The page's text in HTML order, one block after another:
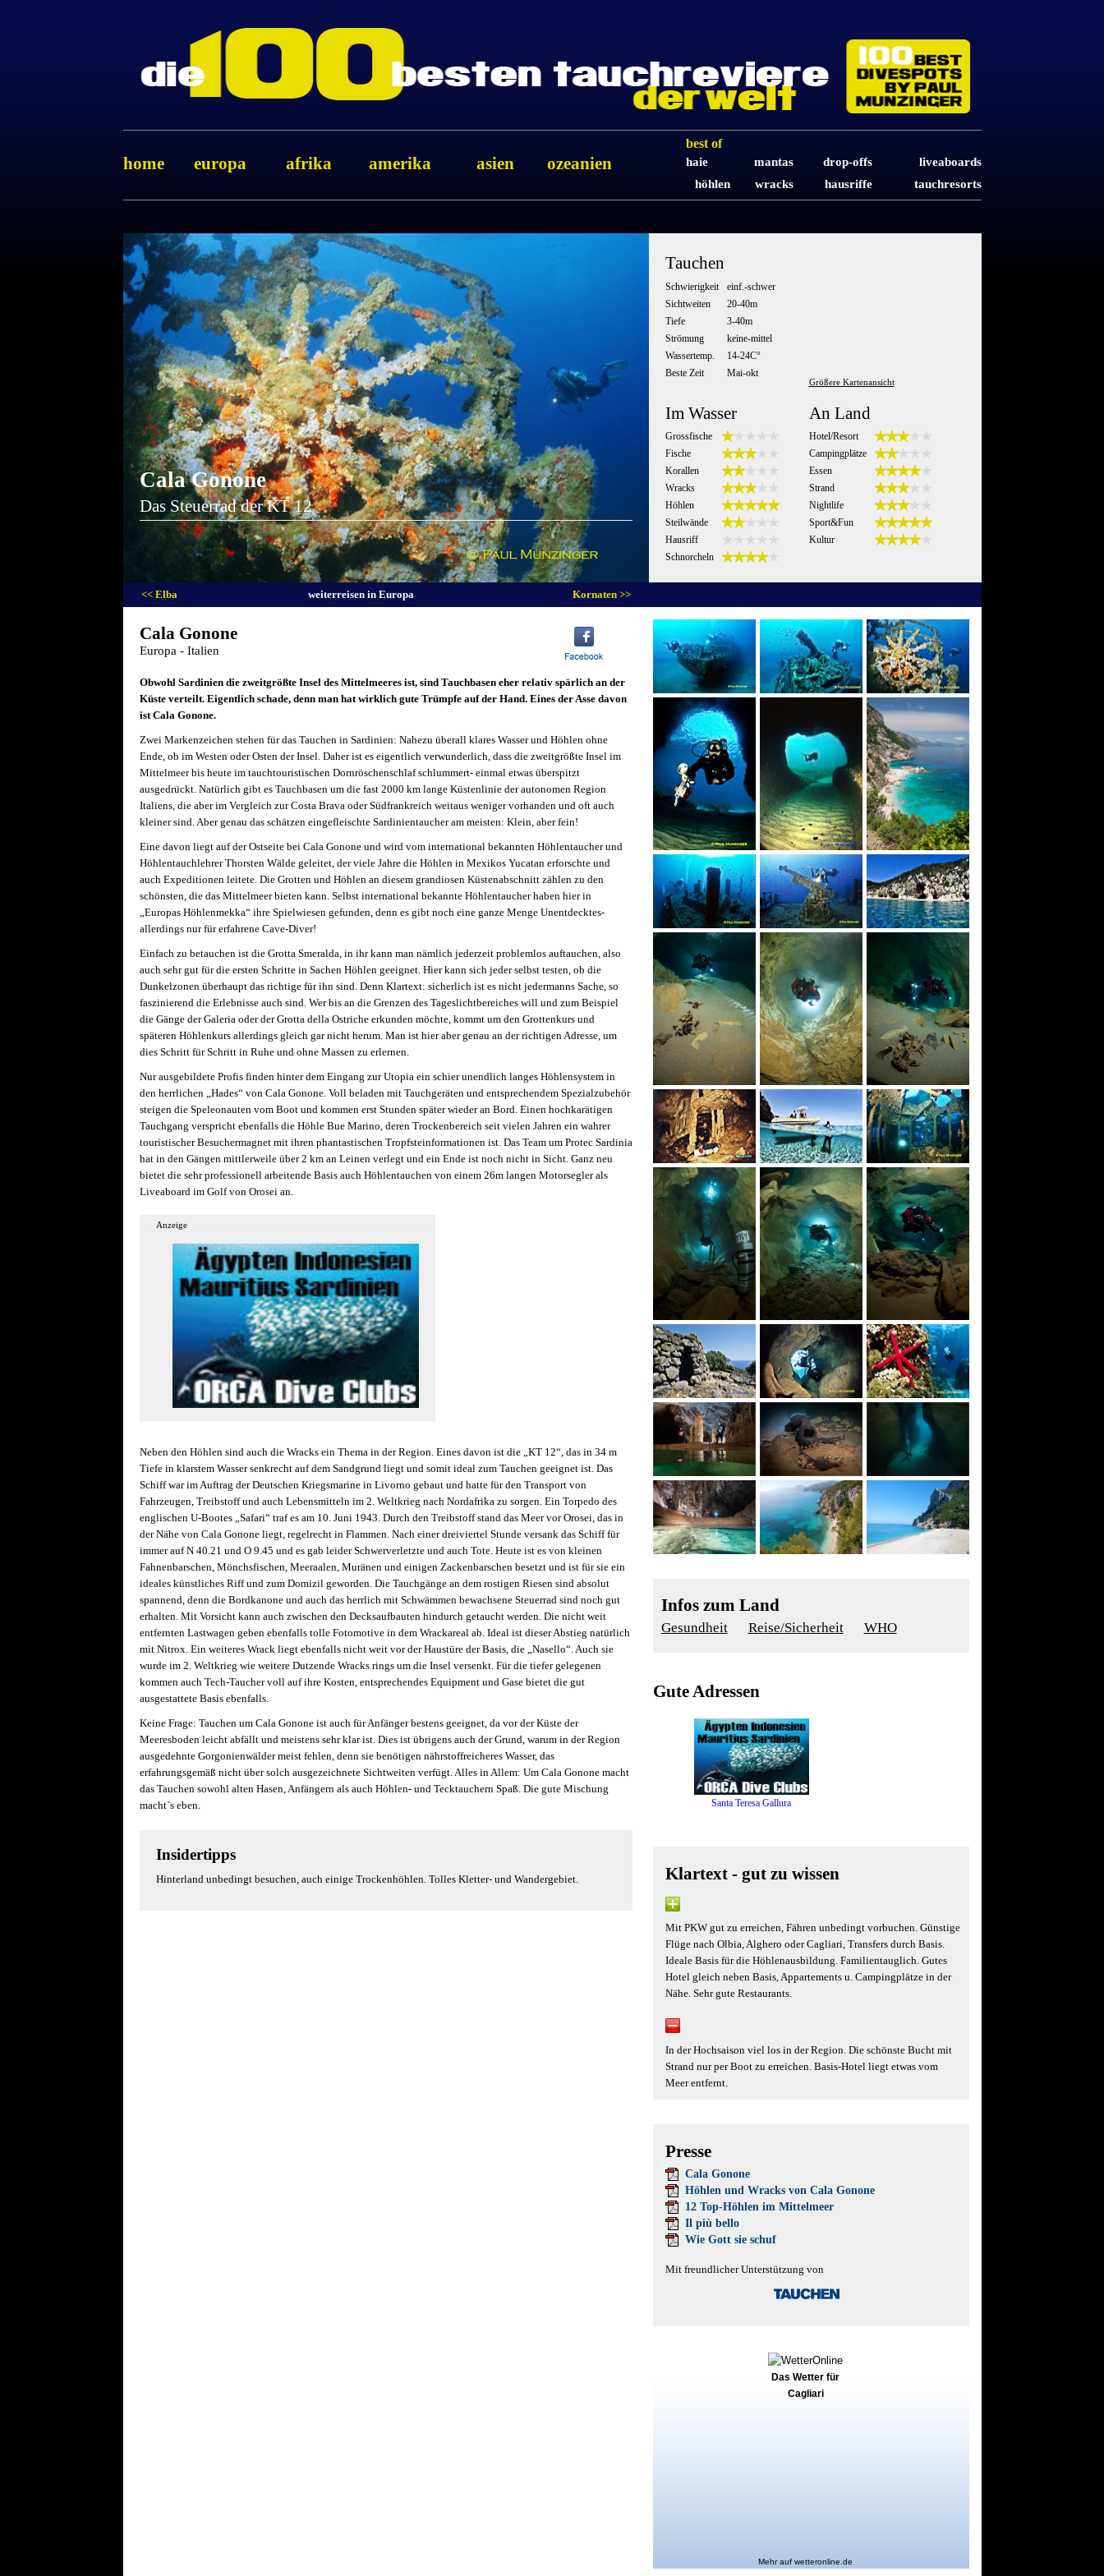
home europa afrika amerika asien ozeanien
best of
haie mantas drop-offs
liveaboards
höhlen
wracks hausriffe tauchresorts
Cala Gonone
Das Steuerrad der KT 12
Tauchen
Größere Kartenansicht
Schwierigkeit
einf.-schwer
Sichtweiten
20-40m
Tiefe
3-40m
Strömung
keine-mittel
Wassertemp.
14-24C°
Beste Zeit
Mai-okt
Im Wasser An Land
Grossfische
Fische
Korallen
Wracks
Höhlen
Steilwände
Hausriff
Schnorcheln
Hotel/Resort
Campingplätze
Essen
Strand
Nightlife
Sport&Fun
Kultur
<< Elba weiterreisen in Europa Kornaten >>
Cala Gonone
Europa - Italien
Obwohl Sardinien die zweitgrößte Insel des Mittelmeeres ist, sind Tauchbasen eher relativ spärlich an der
Küste verteilt. Eigentlich schade, denn man hat wirklich gute Trümpfe auf der Hand. Eines der Asse davon
ist Cala Gonone.
Zwei Markenzeichen stehen für das Tauchen in Sardinien: Nahezu überall klares Wasser und Höhlen ohne
Ende, ob im Westen oder Osten der Insel. Daher ist es eigentlich verwunderlich, dass die zweitgrößte Insel im
Mittelmeer bis heute im tauchtouristischen Dornröschenschlaf schlummert- einmal etwas überspitzt
ausgedrückt. Natürlich gibt es Tauchbasen um die fast 2000 km lange Küstenlinie der autonomen Region
Italiens, die aber im Vergleich zur Costa Brava oder Südfrankreich weitaus weniger vorhanden und oft auch
kleiner sind. Aber genau das schätzen eingefleischte Sardinientaucher am meisten: Klein, aber fein!
Eine davon liegt auf der Ostseite bei Cala Gonone und wird vom international bekannten Höhlentaucher und
Höhlentauchlehrer Thorsten Wälde geleitet, der viele Jahre die Höhlen in Mexikos Yucatan erforschte und
auch Expeditionen leitete. Die Grotten und Höhlen an diesem grandiosen Küstenabschnitt zählen zu den
schönsten, die das Mittelmeer bieten kann. Selbst international bekannte Höhlentaucher haben hier in
„Europas Höhlenmekka“ ihre Spielwiesen gefunden, denn es gibt noch eine ganze Menge Unentdecktes-
allerdings nur für erfahrene Cave-Diver!
Einfach zu betauchen ist die Grotta Smeralda, in ihr kann man nämlich jederzeit problemlos auftauchen, also
auch sehr gut für die ersten Schritte in Sachen Höhlen geeignet. Hier kann sich jeder selbst testen, ob die
Dunkelzonen überhaupt das richtige für ihn sind. Denn Klartext: sicherlich ist es nicht jedermanns Sache, so
faszinierend die Erlebnisse auch sind. Wer bis an die Grenzen des Tageslichtbereiches will und zum Beispiel
die Gänge der Galeria oder der Grotta della Ostriche erkunden möchte, kommt um den Grottenkurs und
späteren Höhlenkurs allerdings gleich gar nicht herum. Man ist hier aber genau an der richtigen Adresse, um
dies Schritt für Schritt in Ruhe und ohne Massen zu erlernen.
Nur ausgebildete Profis finden hinter dem Eingang zur Utopia ein schier unendlich langes Höhlensystem in
den herrlichen „Hades“ von Cala Gonone. Voll beladen mit Tauchgeräten und entsprechendem Spezialzubehör
steigen die Speleonauten vom Boot und kommen erst Stunden später wieder an Bord. Einen hochkarätigen
Tauchgang verspricht ebenfalls die Höhle Bue Marino, deren Trockenbereich seit vielen Jahren ein wahrer
touristischer Besuchermagnet mit ihren phantastischen Tropfsteinformationen ist. Das Team um Protec Sardinia
hat in den Gängen mittlerweile über 2 km an Leinen verlegt und ein Ende ist noch nicht in Sicht. Ganz neu
bietet die sehr professionell arbeitende Basis auch Höhlentauchen von einem 26m langen Motorsegler als
Liveaboard im Golf von Orosei an.
Anzeige
Neben den Höhlen sind auch die Wracks ein Thema in der Region. Eines davon ist die „KT 12“, das in 34 m
Tiefe in klarstem Wasser senkrecht auf dem Sandgrund liegt und somit ideal zum Tauchen geeignet ist. Das
Schiff war im Auftrag der Deutschen Kriegsmarine in Livorno gebaut und hatte für den Transport von
Fahrzeugen, Treibstoff und auch Lebensmitteln im 2. Weltkrieg nach Nordafrika zu sorgen. Ein Torpedo des
englischen U-Bootes „Safari“ traf es am 10. Juni 1943. Durch den Treibstoff stand das Meer vor Orosei, das in
der Nähe von Cala Gonone liegt, regelrecht in Flammen. Nach einer dreiviertel Stunde versank das Schiff für
immer auf N 40.21 und O 9.45 und es gab leider Schwerverletzte und auch Tote. Heute ist es von kleinen
Fahnenbarschen, Mönchsfischen, Meeraalen, Muränen und einigen Zackenbarschen besetzt und ist für sie ein
ideales künstliches Riff und zum Domizil geworden. Die Tauchgänge an dem rostigen Riesen sind absolut
spannend, denn die Bordkanone und auch das herrlich mit Schwämmen bewachsene Steuerrad sind noch gut
erhalten. Mit Vorsicht kann auch zwischen den Decksaufbauten hindurch getaucht werden. Die nicht weit
entfernten Lastwagen geben ebenfalls tolle Fotomotive in dem Wrackareal ab. Ideal ist dieser Abstieg natürlich
mit Nitrox. Ein weiteres Wrack liegt ebenfalls nicht weit vor der Haustüre der Basis, die „Nasello“. Auch sie
wurde im 2. Weltkrieg wie weitere Dutzende Wracks rings um die Insel versenkt. Für die tiefer gelegenen
kommen auch Tech-Taucher voll auf ihre Kosten, entsprechendes Equipment und Gase bietet die gut
ausgestattete Basis ebenfalls.
Keine Frage: Tauchen um Cala Gonone ist auch für Anfänger bestens geeignet, da vor der Küste der
Meeresboden leicht abfällt und meistens sehr klar ist. Dies ist übrigens auch der Grund, warum in der Region
ausgedehnte Gorgonienwälder meist fehlen, denn sie benötigen nährstoffreicheres Wasser, das
erfahrungsgemäß nicht über solch ausgezeichnete Sichtweiten verfügt. Alles in Allem: Um Cala Gonone macht
das Tauchen sowohl alten Hasen, Anfängern als auch Höhlen- und Tecktauchern Spaß. Die gute Mischung
macht`s eben.
Insidertipps
Hinterland unbedingt besuchen, auch einige Trockenhöhlen. Tolles Kletter- und Wandergebiet.
Infos zum Land
Gesundheit Reise/Sicherheit WHO
Gute Adressen
Santa Teresa Gallura
Klartext - gut zu wissen
Mit PKW gut zu erreichen, Fähren unbedingt vorbuchen. Günstige
Flüge nach Olbia, Alghero oder Cagliari, Transfers durch Basis.
Ideale Basis für die Höhlenausbildung. Familientauglich. Gutes
Hotel gleich neben Basis, Appartements u. Campingplätze in der
Nähe. Sehr gute Restaurants.
In der Hochsaison viel los in der Region. Die schönste Bucht mit
Strand nur per Boot zu erreichen. Basis-Hotel liegt etwas vom
Meer entfernt.
Presse
Cala Gonone
Höhlen und Wracks von Cala Gonone
12 Top-Höhlen im Mittelmeer
Il più bello
Wie Gott sie schuf
Mit freundlicher Unterstützung von
Das Wetter für
Cagliari
Mehr auf wetteronline.de